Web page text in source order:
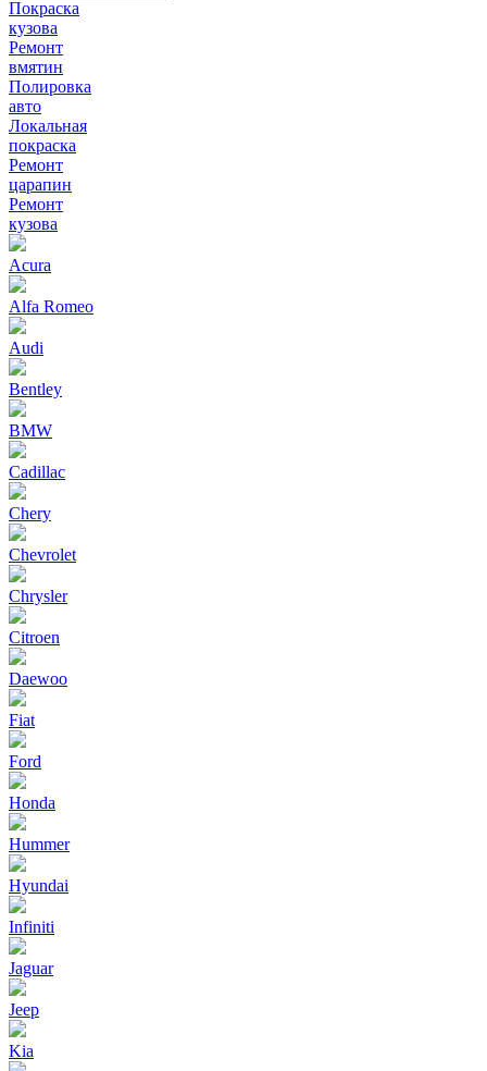
Покраска
кузова
Ремонт
вмятин
Полировка
авто
Локальная
покраска
Ремонт
царапин
Ремонт
кузова
Acura
Alfa Romeo
Audi
Bentley
BMW
Cadillac
Chery
Chevrolet
Chrysler
Citroen
Daewoo
Fiat
Ford
Honda
Hummer
Hyundai
Infiniti
Jaguar
Jeep
Kia